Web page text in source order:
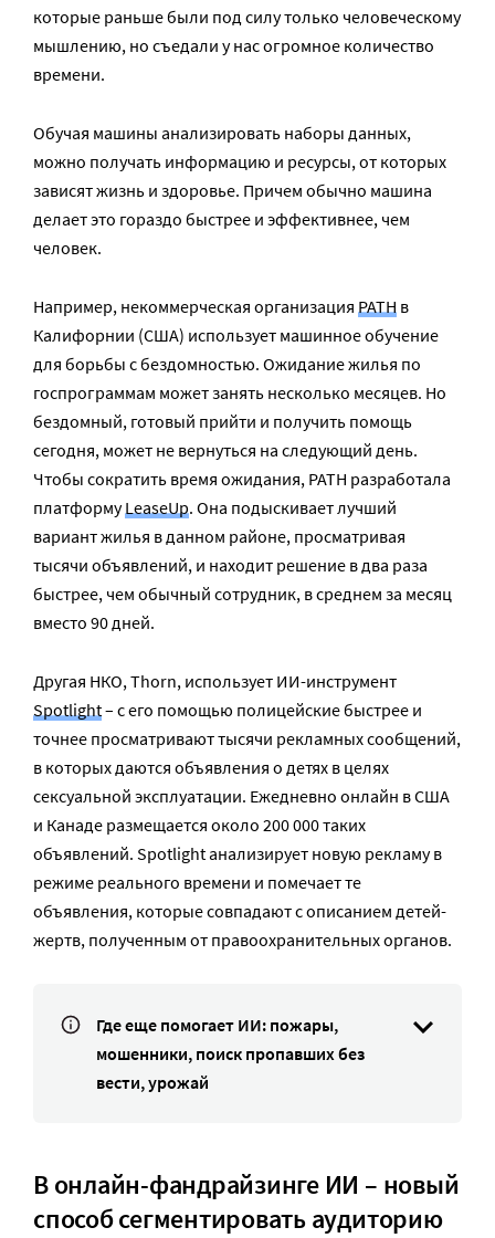
которые раньше были под силу только человеческому
мышлению, но съедали у нас огромное количество
времени.
Обучая машины анализировать наборы данных,
можно получать информацию и ресурсы, от которых
зависят жизнь и здоровье. Причем обычно машина
делает это гораздо быстрее и эффективнее, чем
человек.
Например, некоммерческая организация PATH в
Калифорнии (США) использует машинное обучение
для борьбы с бездомностью. Ожидание жилья по
госпрограммам может занять несколько месяцев. Но
бездомный, готовый прийти и получить помощь
сегодня, может не вернуться на следующий день.
Чтобы сократить время ожидания, PATH разработала
платформуLeaseUp. Она подыскивает лучший
вариант жилья в данном районе, просматривая
тысячи объявлений, и находит решение в два раза
быстрее, чем обычный сотрудник, в среднем за месяц
вместо 90 дней.
Другая НКО, Thorn, использует ИИ-инструмент
Spotlight– с его помощью полицейские быстрее и
точнее просматривают тысячи рекламных сообщений,
в которых даются объявления о детях в целях
сексуальной эксплуатации. Ежедневно онлайн в США
и Канаде размещается около 200 000 таких
объявлений. Spotlight анализирует новую рекламу в
режиме реального времени и помечает те
объявления, которые совпадают с описанием детей-
жертв, полученным от правоохранительных органов.
Где еще помогает ИИ: пожары,
мошенники, поиск пропавших без
вести, урожай
В онлайн-фандрайзинге ИИ – новый
способ сегментировать аудиторию